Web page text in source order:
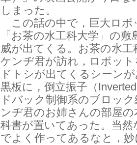
しまった。
この話の中で，巨大ロボ
「お茶の水工科大学」の
威が出てくる。お茶の水
ケンヂ君が訪れ，ロボッ
ドトシが出てくるシーン
黒板に，倒立振子（
ドバック制御系のブロッ
ンヂ君のお姉さんの部屋
科書が置いてあった。当
でよく作ってあるなと，